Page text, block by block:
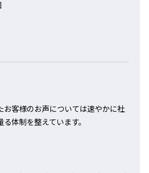
お客様のお声については速やかに社
体制を整えています。